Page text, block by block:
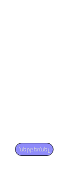
ներբեռնել